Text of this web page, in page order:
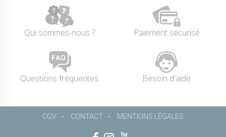
Qui sommes-nous ? Paiement sécurisé
Questions fréquentes Besoin d'aide
CGV CONTACT MENTIONS LÉGALES